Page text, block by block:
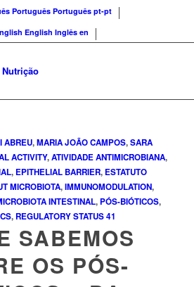
Português Português pt-pt
English Inglês en
ABREU,MARIA JOÃO CAMPOS,SARA
ACTIVITY,ATIVIDADE ANTIMICROBIANA,
, EPITHELIAL BARRIER, ESTATUTO
MICROBIOTA,IMMUNOMODULATION,
INTESTINAL,PÓS-BIÓTICOS,
, REGULATORY STATUS 41
SABEMOS
OS PÓS-